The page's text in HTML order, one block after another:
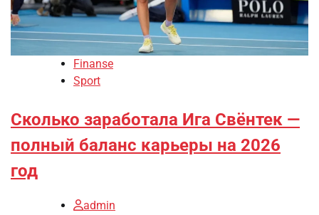
Finanse
Sport
Сколько заработала Ига Свёнтек —
полный баланс карьеры на 2026
год
admin